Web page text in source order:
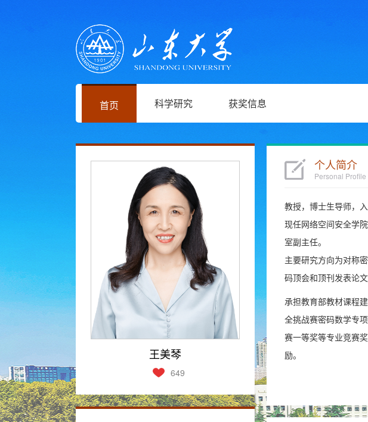
首页 科学研究 获奖信息
王美琴
649
个人简介
Personal Profile
教授，博士生导师，
现任网络空间安全学
室副主任。
主要研究方向为对称
码顶会和顶刊发表论
承担教育部教材课程
全挑战赛密码数学专
赛一等奖等专业竞赛
励。